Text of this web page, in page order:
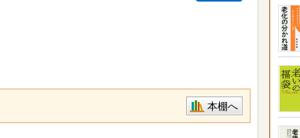
本棚へ